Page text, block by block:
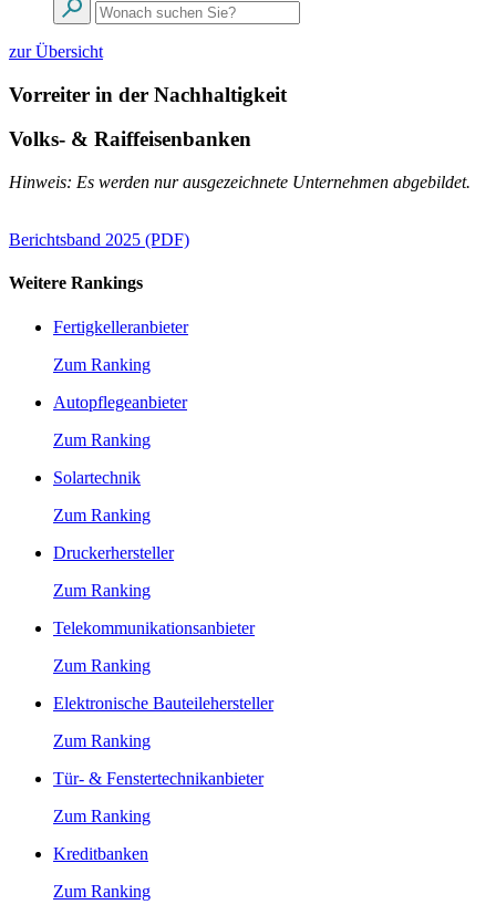
zur Übersicht
Vorreiter in der Nachhaltigkeit
Volks- & Raiffeisenbanken
Hinweis: Es werden nur ausgezeichnete Unternehmen abgebildet.
Berichtsband 2025 (PDF)
Weitere Rankings
Fertigkelleranbieter
Zum Ranking
Autopflegeanbieter
Zum Ranking
Solartechnik
Zum Ranking
Druckerhersteller
Zum Ranking
Telekommunikationsanbieter
Zum Ranking
Elektronische Bauteilehersteller
Zum Ranking
Tür- & Fenstertechnikanbieter
Zum Ranking
Kreditbanken
Zum Ranking